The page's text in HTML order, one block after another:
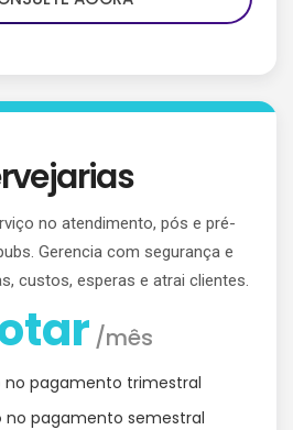
no atendimento, pós e pré-
Gerencia com segurança e
custos, esperas e atrai clientes.
/mês
no pagamento trimestral
no pagamento semestral